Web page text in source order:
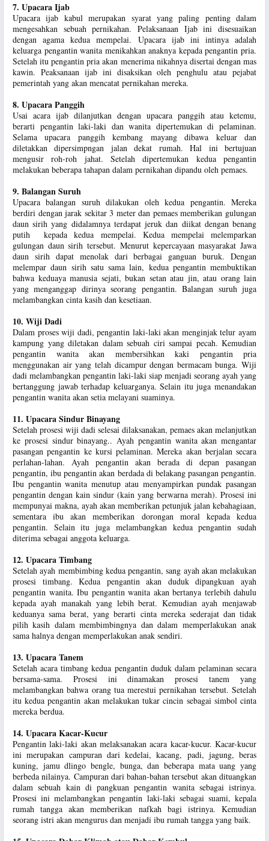
7. Upacara Ijab
Upacara ijab kabul merupakan syarat yang paling penting dalam
mengesahkan sebuah pernikahan. Pelaksanaan Ijab ini disesuaikan
dengan agama kedua mempelai. Upacara ijab ini intinya adalah
keluarga pengantin wanita menikahkan anaknya kepada pengantin pria.
Setelah itu pengantin pria akan menerima nikahnya disertai dengan mas
kawin. Peaksanaan ijab ini disaksikan oleh penghulu atau pejabat
pemerintah yang akan mencatat pernikahan mereka.
8. Upacara Panggih
Usai acara ijab dilanjutkan dengan upacara panggih atau ketemu,
berarti pengantin laki-laki dan wanita dipertemukan di pelaminan.
Selama upacara panggih kembang mayang dibawa keluar dan
diletakkan dipersimpngan jalan dekat rumah. Hal ini bertujuan
mengusir roh-roh jahat. Setelah dipertemukan kedua pengantin
melakukan beberapa tahapan dalam pernikahan dipandu oleh pemaes.
9. Balangan Suruh
Upacara balangan suruh dilakukan oleh kedua pengantin. Mereka
berdiri dengan jarak sekitar 3 meter dan pemaes memberikan gulungan
daun sirih yang didalamnya terdapat jeruk dan diikat dengan benang
putih kepada kedua mempelai. Kedua mempelai melemparkan
gulungan daun sirih tersebut. Menurut kepercayaan masyarakat Jawa
daun sirih dapat menolak dari berbagai ganguan buruk. Dengan
melempar daun sirih satu sama lain, kedua pengantin membuktikan
bahwa keduaya manusia sejati, bukan setan atau jin, atau orang lain
yang menganggap dirinya seorang pengantin. Balangan suruh juga
melambangkan cinta kasih dan kesetiaan.
10. Wiji Dadi
Dalam proses wiji dadi, pengantin laki-laki akan menginjak telur ayam
kampung yang diletakan dalam sebuah ciri sampai pecah. Kemudian
pengantin wanita akan membersihkan kaki pengantin pria
menggunakan air yang telah dicampur dengan bermacam bunga. Wiji
dadi melambangkan pengantin laki-laki siap menjadi seorang ayah yang
bertanggung jawab terhadap keluarganya. Selain itu juga menandakan
pengantin wanita akan setia melayani suaminya.
11. Upacara Sindur Binayang
Setelah prosesi wiji dadi selesai dilaksanakan, pemaes akan melanjutkan
ke prosesi sindur binayang.. Ayah pengantin wanita akan mengantar
pasangan pengantin ke kursi pelaminan. Mereka akan berjalan secara
perlahan-lahan. Ayah pengantin akan berada di depan pasangan
pengantin, ibu pengantin akan berdada di belakang pasangan pengantin.
Ibu pengantin wanita menutup atau menyampirkan pundak pasangan
pengantin dengan kain sindur (kain yang berwarna merah). Prosesi ini
mempunyai makna, ayah akan memberikan petunjuk jalan kebahagiaan,
sementara ibu akan memberikan dorongan moral kepada kedua
pengantin. Selain itu juga melambangkan kedua pengantin sudah
diterima sebagai anggota keluarga.
12. Upacara Timbang
Setelah ayah membimbing kedua pengantin, sang ayah akan melakukan
prosesi timbang. Kedua pengantin akan duduk dipangkuan ayah
pengantin wanita. Ibu pengantin wanita akan bertanya terlebih dahulu
kepada ayah manakah yang lebih berat. Kemudian ayah menjawab
keduanya sama berat, yang berarti cinta mereka sederajat dan tidak
pilih kasih dalam membimbingnya dan dalam memperlakukan anak
sama halnya dengan memperlakukan anak sendiri.
13. Upacara Tanem
Setelah acara timbang kedua pengantin duduk dalam pelaminan secara
bersama-sama. Prosesi ini dinamakan prosesi tanem yang
melambangkan bahwa orang tua merestui pernikahan tersebut. Setelah
itu kedua pengantin akan melakukan tukar cincin sebagai simbol cinta
mereka berdua.
14. Upacara Kacar-Kucur
Pengantin laki-laki akan melaksanakan acara kacar-kucur. Kacar-kucur
ini merupakan campuran dari kedelai, kacang, padi, jagung, beras
kuning, jamu dlingo bengle, bunga, dan beberapa mata uang yang
berbeda nilainya. Campuran dari bahan-bahan tersebut akan dituangkan
dalam sebuah kain di pangkuan pengantin wanita sebagai istrinya.
Prosesi ini melambangkan pengantin laki-laki sebagai suami, kepala
rumah tangga akan memberikan nafkah bagi istrinya. Kemudian
seorang istri akan mengurus dan menjadi ibu rumah tangga yang baik.